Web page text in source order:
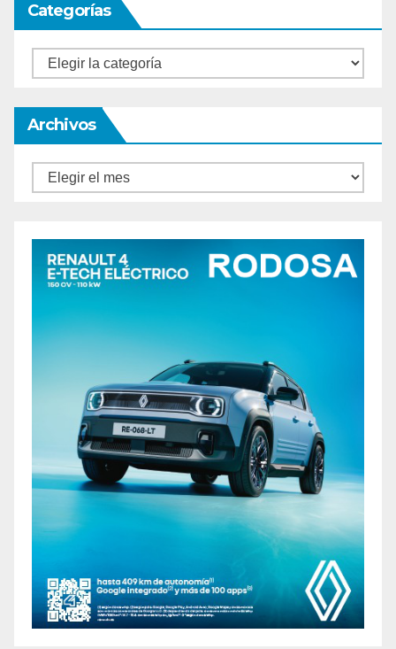
Categorías
Categorías
Archivos
Archivos